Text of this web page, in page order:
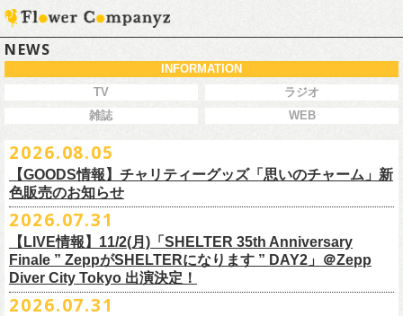
NEWS
INFORMATION
TV
ラジオ
雑誌
WEB
2026.08.05
【GOODS情報】チャリティーグッズ「思いのチャーム」新
色販売のお知らせ
チャリティーグッズ「思いのチャーム」（リフレクターチャーム）の再
販が決定致しました。
白、緑、赤オレンジの３つの新色展開で、
8/23(日)フラワーカンパニーズ ワンマンライブ「横浜ストーリー2026」
2026.07.31
【LIVE情報】11/2(月)「SHELTER 35th Anniversary
Finale ” ZeppがSHELTERになります ” DAY2」＠Zepp
Diver City Tokyo 出演決定！
2026.07.31